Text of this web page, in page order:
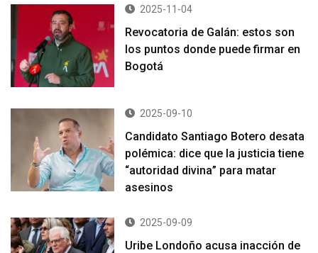
2025-11-04
Revocatoria de Galán: estos son
los puntos donde puede firmar en
Bogotá
2025-09-10
Candidato Santiago Botero desata
polémica: dice que la justicia tiene
“autoridad divina” para matar
asesinos
2025-09-09
Uribe Londoño acusa inacción de